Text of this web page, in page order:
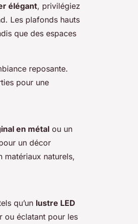
élégant, privilégiez
Les plafonds hauts
que des espaces
reposante.
pour une
en métal ou un
un décor
matériaux naturels,
qu’un lustre LED
ou éclatant pour les